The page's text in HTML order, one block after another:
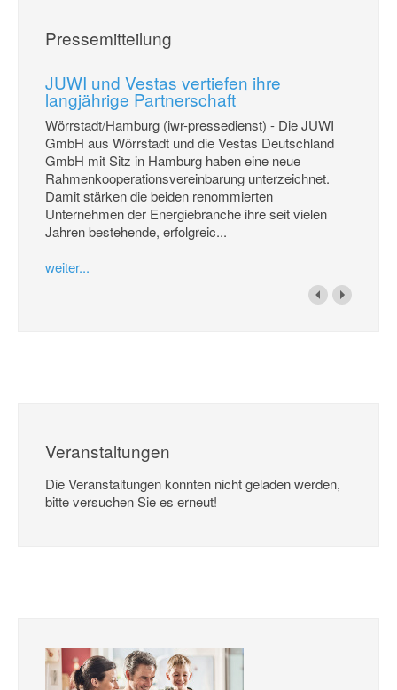
Pressemitteilung
JUWI und Vestas vertiefen ihre
langjährige Partnerschaft
Wörrstadt/Hamburg (iwr-pressedienst) - Die JUWI
GmbH aus Wörrstadt und die Vestas Deutschland
GmbH mit Sitz in Hamburg haben eine neue
Rahmenkooperationsvereinbarung unterzeichnet.
Damit stärken die beiden renommierten
Unternehmen der Energiebranche ihre seit vielen
Jahren bestehende, erfolgreic...
weiter...
Veranstaltungen
Die Veranstaltungen konnten nicht geladen werden,
bitte versuchen Sie es erneut!